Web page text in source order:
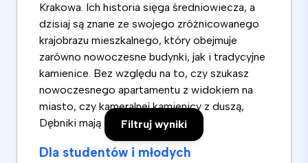
Filtruj wyniki
Krakowa. Ich historia sięga średniowiecza, a
dzisiaj są znane ze swojego zróżnicowanego
krajobrazu mieszkalnego, który obejmuje
zarówno nowoczesne budynki, jak i tradycyjne
kamienice. Bez względu na to, czy szukasz
nowoczesnego apartamentu z widokiem na
miasto, czy kameralnej kamienicy z duszą,
Dębniki mają coś dla każdego.
Dla studentów i młodych